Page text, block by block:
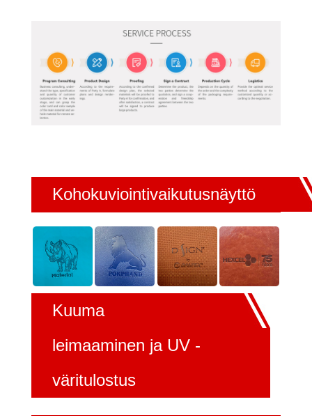
Kohokuviointivaikutusnäyttö
Kuuma
leimaaminen ja UV -
väritulostus